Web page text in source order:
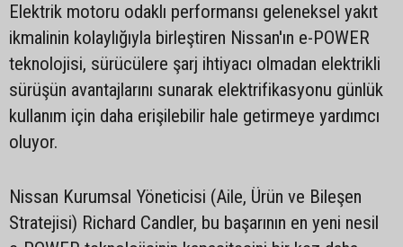
Elektrik motoru odaklı performansı geleneksel yakıt
ikmalinin kolaylığıyla birleştiren Nissan'ın e-POWER
teknolojisi, sürücülere şarj ihtiyacı olmadan elektrikli
sürüşün avantajlarını sunarak elektrifikasyonu günlük
kullanım için daha erişilebilir hale getirmeye yardımcı
oluyor.
Nissan Kurumsal Yöneticisi (Aile, Ürün ve Bileşen
Stratejisi) Richard Candler, bu başarının en yeni nesil